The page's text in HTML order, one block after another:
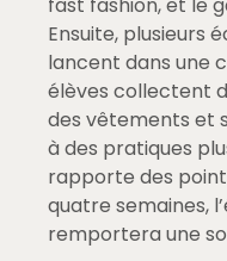
Ensuite, plusieurs
lancent dans une
élèves collectent
des vêtements et
à des pratiques
rapporte des
quatre semaines,
remportera une